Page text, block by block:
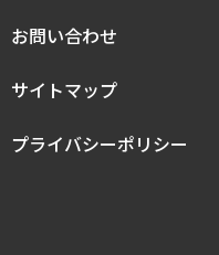
お問い合わせ
サイトマップ
プライバシーポリシー